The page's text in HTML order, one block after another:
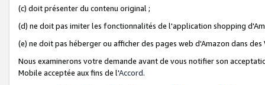
(c) doit présenter du contenu original ;
(d) ne doit pas imiter les fonctionnalités de l'application shopping
(e) ne doit pas héberger ou afficher des pages web d'Amazon dans
Nous examinerons votre demande avant de vous notifier son
Mobile acceptée aux fins de l'Accord.